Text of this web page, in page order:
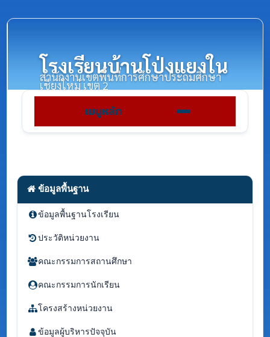
โรงเรียนบ้านโป่งแยงใน
สำนักงานเขตพื้นที่การศึกษาประถมศึกษา
เชียงใหม่ เขต 2
เมนูหลัก
ข้อมูลพื้นฐาน
ข้อมูลพื้นฐานโรงเรียน
ประวัติหน่วยงาน
คณะกรรมการสถานศึกษา
คณะกรรมการนักเรียน
โครงสร้างหน่วยงาน
ข้อมูลผู้บริหารปัจจุบัน